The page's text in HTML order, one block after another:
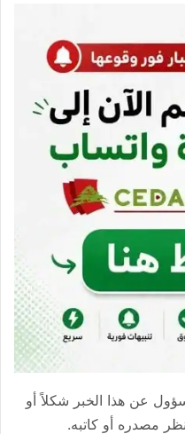
عن هذا الخبر شكلاً أو
مصدره أو كاتبه.